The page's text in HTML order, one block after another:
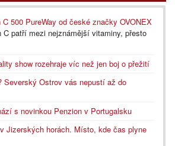
500 PureWay od české značky OVONEX
C patří mezi nejznámější vitaminy, přesto
show rozehraje víc než jen boj o přežití
Severský Ostrov vás nepustí až do
s novinkou Penzion v Portugalsku
Jizerských horách. Místo, kde čas plyne